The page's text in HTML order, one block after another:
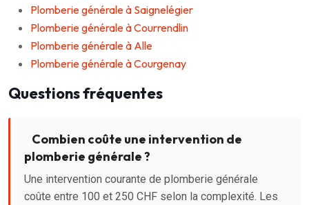
Plomberie générale à Saignelégier
Plomberie générale à Courrendlin
Plomberie générale à Alle
Plomberie générale à Courgenay
Questions fréquentes
Combien coûte une intervention de
plomberie générale ?
Une intervention courante de plomberie générale
coûte entre 100 et 250 CHF selon la complexité. Les